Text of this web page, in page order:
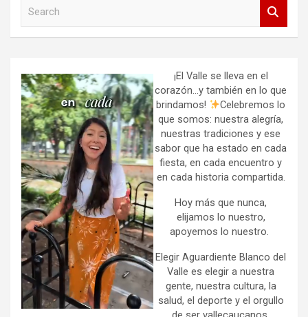
h
¡El Valle se lleva en el
corazón…y también en lo que
brindamos!
Celebremos lo
que somos: nuestra alegría,
nuestras tradiciones y ese
sabor que ha estado en cada
fiesta, en cada encuentro y
en cada historia compartida.
Hoy más que nunca,
elijamos lo nuestro,
apoyemos lo nuestro.
Elegir Aguardiente Blanco del
Valle es elegir a nuestra
gente, nuestra cultura, la
salud, el deporte y el orgullo